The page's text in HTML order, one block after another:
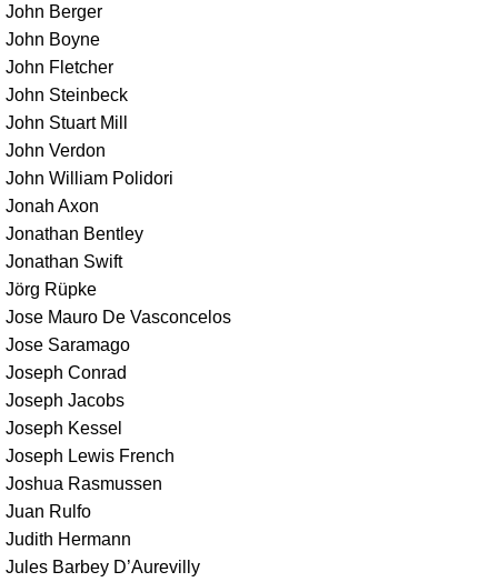
John Berger
John Boyne
John Fletcher
John Steinbeck
John Stuart Mill
John Verdon
John William Polidori
Jonah Axon
Jonathan Bentley
Jonathan Swift
Jörg Rüpke
Jose Mauro De Vasconcelos
Jose Saramago
Joseph Conrad
Joseph Jacobs
Joseph Kessel
Joseph Lewis French
Joshua Rasmussen
Juan Rulfo
Judith Hermann
Jules Barbey D’Aurevilly